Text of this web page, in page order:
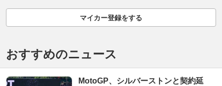
マイカー登録をする
おすすめのニュース
MotoGP、シルバーストンと契約延